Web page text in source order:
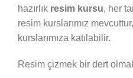
hazırlık resim kursu, her
resim kurslarımız
kurslarımıza katılabilir.
Resim çizmek bir dert